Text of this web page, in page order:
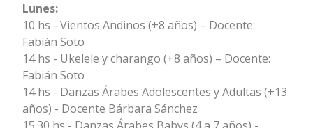
Lunes:
10 hs - Vientos Andinos (+8 años) – Docente:
Fabián Soto
14 hs - Ukelele y charango (+8 años) – Docente:
Fabián Soto
14 hs - Danzas Árabes Adolescentes y Adultas (+13
años) - Docente Bárbara Sánchez